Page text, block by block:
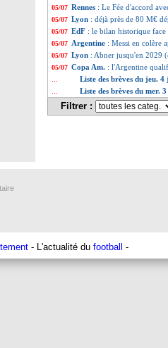
05/07 Rennes : Le Fée d'accord
05/07 Lyon : déjà près de 80 M€
05/07 EdF : le bilan historique face
05/07 Argentine : Messi en colère
05/07 Lyon : Abner jusqu'en 2029
05/07 Copa Am. : l'Argentine
Liste des brèves du jeu.
Liste des brèves du mer.
Filtrer :
- L'actualité du football -